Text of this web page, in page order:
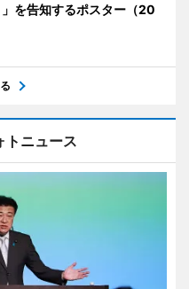
」を告知するポスター（20
トニュース